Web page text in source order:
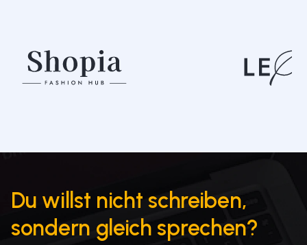
Du willst nicht schreiben,
sondern gleich sprechen?